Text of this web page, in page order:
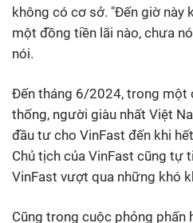
không có cơ sở. "Đến giờ này
một đồng tiền lãi nào, chưa
nói.
Đến tháng 6/2024, trong một
thống, người giàu nhất Việt
đầu tư cho VinFast đến khi
Chủ tịch của VinFast cũng tự
VinFast vượt qua những khó
Cũng trong cuộc phỏng phấn